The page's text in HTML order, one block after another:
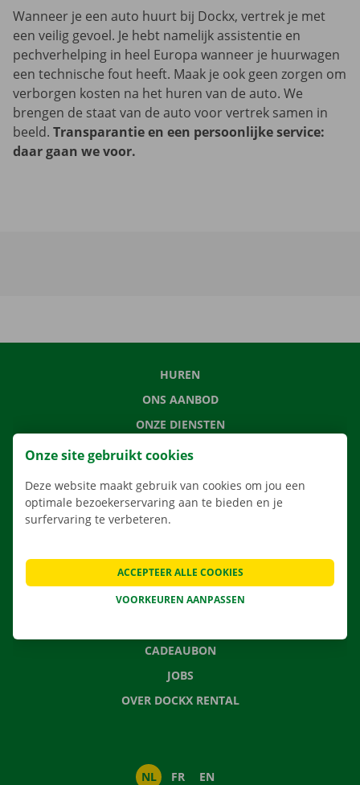
Wanneer je een auto huurt bij Dockx, vertrek je met
een veilig gevoel. Je hebt namelijk assistentie en
pechverhelping in heel Europa wanneer je huurwagen
een technische fout heeft. Maak je ook geen zorgen om
verborgen kosten na het huren van de auto. We
brengen de staat van de auto voor vertrek samen in
beeld. Transparantie en een persoonlijke service:
daar gaan we voor.
HUREN
ONS AANBOD
ONZE DIENSTEN
LOCATIES
VERHUISOPLOSSINGEN
CONTACTEER ONS
VEELGESTELDE VRAGEN
CADEAUBON
JOBS
OVER DOCKX RENTAL
NL FR EN
Onze site gebruikt cookies
Deze website maakt gebruik van cookies om jou een
optimale bezoekerservaring aan te bieden en je
surfervaring te verbeteren.
VOORKEUREN AANPASSEN
ACCEPTEER ALLE COOKIES